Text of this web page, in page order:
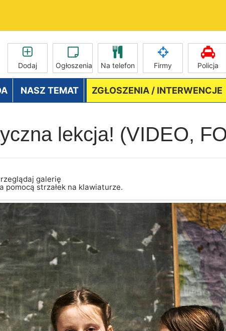
Dodaj Ogłoszenia Na telefon Firmy Policja
NASZ TEMAT ZGŁOSZENIA / INTERWENCJE
lekcja! (VIDEO,
galerię
pomocą strzałek na klawiaturze.